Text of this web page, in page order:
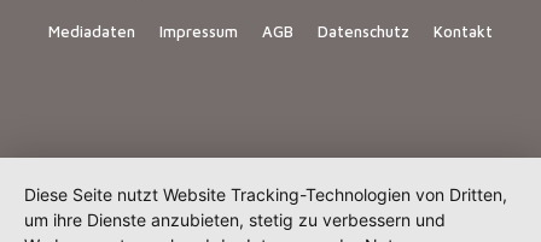
Mediadaten Impressum AGB Datenschutz Kontakt
Diese Seite nutzt Website Tracking-Technologien von Dritten,
um ihre Dienste anzubieten, stetig zu verbessern und